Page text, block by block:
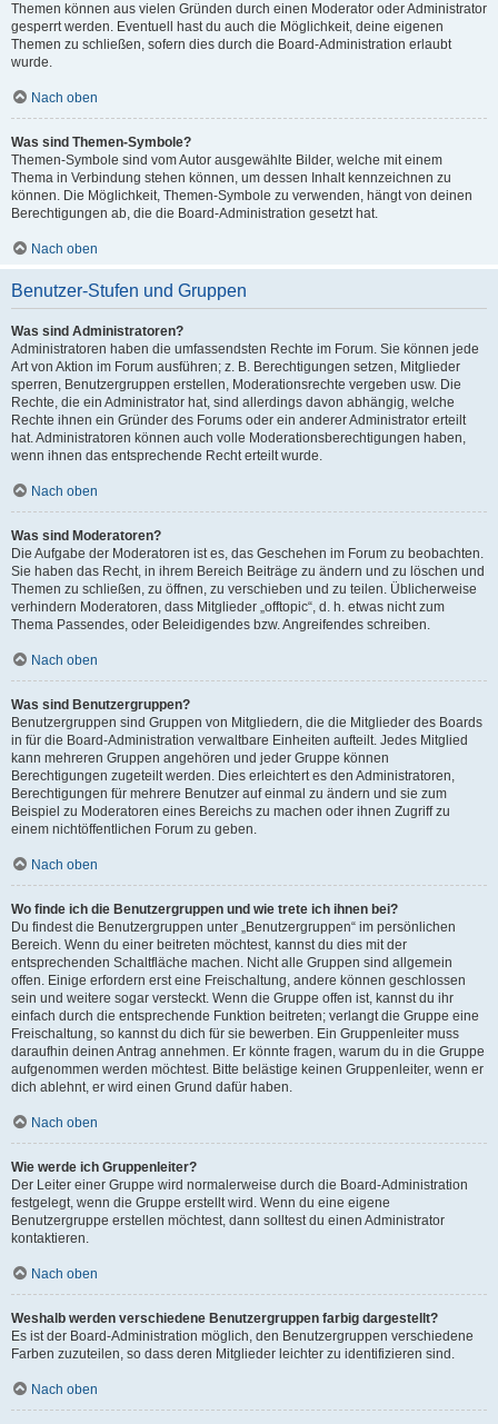
Themen können aus vielen Gründen durch einen Moderator oder Administrator
gesperrt werden. Eventuell hast du auch die Möglichkeit, deine eigenen
Themen zu schließen, sofern dies durch die Board-Administration erlaubt
wurde.
Nach oben
Was sind Themen-Symbole?
Themen-Symbole sind vom Autor ausgewählte Bilder, welche mit einem
Thema in Verbindung stehen können, um dessen Inhalt kennzeichnen zu
können. Die Möglichkeit, Themen-Symbole zu verwenden, hängt von deinen
Berechtigungen ab, die die Board-Administration gesetzt hat.
Nach oben
Benutzer-Stufen und Gruppen
Was sind Administratoren?
Administratoren haben die umfassendsten Rechte im Forum. Sie können jede
Art von Aktion im Forum ausführen; z. B. Berechtigungen setzen, Mitglieder
sperren, Benutzergruppen erstellen, Moderationsrechte vergeben usw. Die
Rechte, die ein Administrator hat, sind allerdings davon abhängig, welche
Rechte ihnen ein Gründer des Forums oder ein anderer Administrator erteilt
hat. Administratoren können auch volle Moderationsberechtigungen haben,
wenn ihnen das entsprechende Recht erteilt wurde.
Nach oben
Was sind Moderatoren?
Die Aufgabe der Moderatoren ist es, das Geschehen im Forum zu beobachten.
Sie haben das Recht, in ihrem Bereich Beiträge zu ändern und zu löschen und
Themen zu schließen, zu öffnen, zu verschieben und zu teilen. Üblicherweise
verhindern Moderatoren, dass Mitglieder „offtopic“, d. h. etwas nicht zum
Thema Passendes, oder Beleidigendes bzw. Angreifendes schreiben.
Nach oben
Was sind Benutzergruppen?
Benutzergruppen sind Gruppen von Mitgliedern, die die Mitglieder des Boards
in für die Board-Administration verwaltbare Einheiten aufteilt. Jedes Mitglied
kann mehreren Gruppen angehören und jeder Gruppe können
Berechtigungen zugeteilt werden. Dies erleichtert es den Administratoren,
Berechtigungen für mehrere Benutzer auf einmal zu ändern und sie zum
Beispiel zu Moderatoren eines Bereichs zu machen oder ihnen Zugriff zu
einem nichtöffentlichen Forum zu geben.
Nach oben
Wo finde ich die Benutzergruppen und wie trete ich ihnen bei?
Du findest die Benutzergruppen unter „Benutzergruppen“ im persönlichen
Bereich. Wenn du einer beitreten möchtest, kannst du dies mit der
entsprechenden Schaltfläche machen. Nicht alle Gruppen sind allgemein
offen. Einige erfordern erst eine Freischaltung, andere können geschlossen
sein und weitere sogar versteckt. Wenn die Gruppe offen ist, kannst du ihr
einfach durch die entsprechende Funktion beitreten; verlangt die Gruppe eine
Freischaltung, so kannst du dich für sie bewerben. Ein Gruppenleiter muss
daraufhin deinen Antrag annehmen. Er könnte fragen, warum du in die Gruppe
aufgenommen werden möchtest. Bitte belästige keinen Gruppenleiter, wenn er
dich ablehnt, er wird einen Grund dafür haben.
Nach oben
Wie werde ich Gruppenleiter?
Der Leiter einer Gruppe wird normalerweise durch die Board-Administration
festgelegt, wenn die Gruppe erstellt wird. Wenn du eine eigene
Benutzergruppe erstellen möchtest, dann solltest du einen Administrator
kontaktieren.
Nach oben
Weshalb werden verschiedene Benutzergruppen farbig dargestellt?
Es ist der Board-Administration möglich, den Benutzergruppen verschiedene
Farben zuzuteilen, so dass deren Mitglieder leichter zu identifizieren sind.
Nach oben